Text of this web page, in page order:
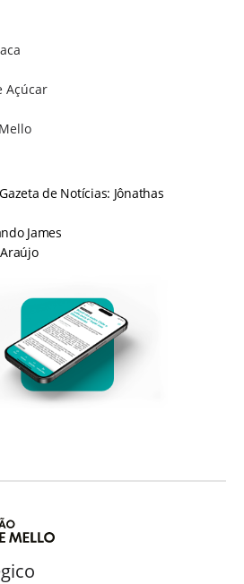
Açúcar
de Notícias: Jônathas
James